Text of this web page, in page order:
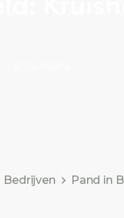
Bedrijven Pand in